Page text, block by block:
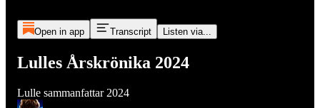
Open in app Transcript Listen via...
Lulles Årskrönika 2024
Lulle sammanfattar 2024